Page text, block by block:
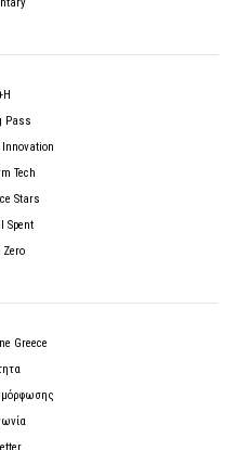
Pass
Innovation
Tech
Stars
Spent
Zero
Greece